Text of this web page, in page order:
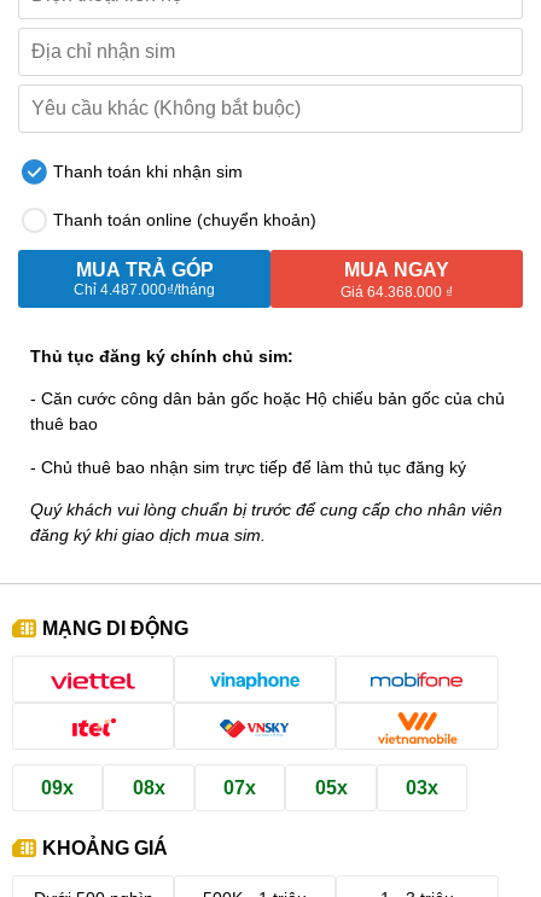
Thanh toán khi nhận sim
Thanh toán online (chuyển khoản)
MUA TRẢ GÓP
Chỉ 4.487.000₫/tháng
MUA NGAY
Giá 64.368.000 ₫
Thủ tục đăng ký chính chủ sim:
- Căn cước công dân bản gốc hoặc Hộ chiếu bản gốc của chủ
thuê bao
- Chủ thuê bao nhận sim trực tiếp để làm thủ tục đăng ký
Quý khách vui lòng chuẩn bị trước để cung cấp cho nhân viên
đăng ký khi giao dịch mua sim.
MẠNG DI ĐỘNG
09x 08x 07x 05x 03x
KHOẢNG GIÁ